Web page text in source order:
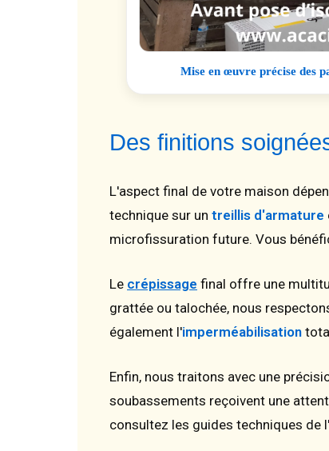
Mise en œuvre précise des
Des finitions
L'aspect final de votre maison
technique sur un treillis d'armature
microfissuration future. Vous
Le crépissage final offre une
grattée ou talochée, nous
également l'imperméabilisation
Enfin, nous traitons avec une
soubassements reçoivent une
consultez les guides techniques de l'